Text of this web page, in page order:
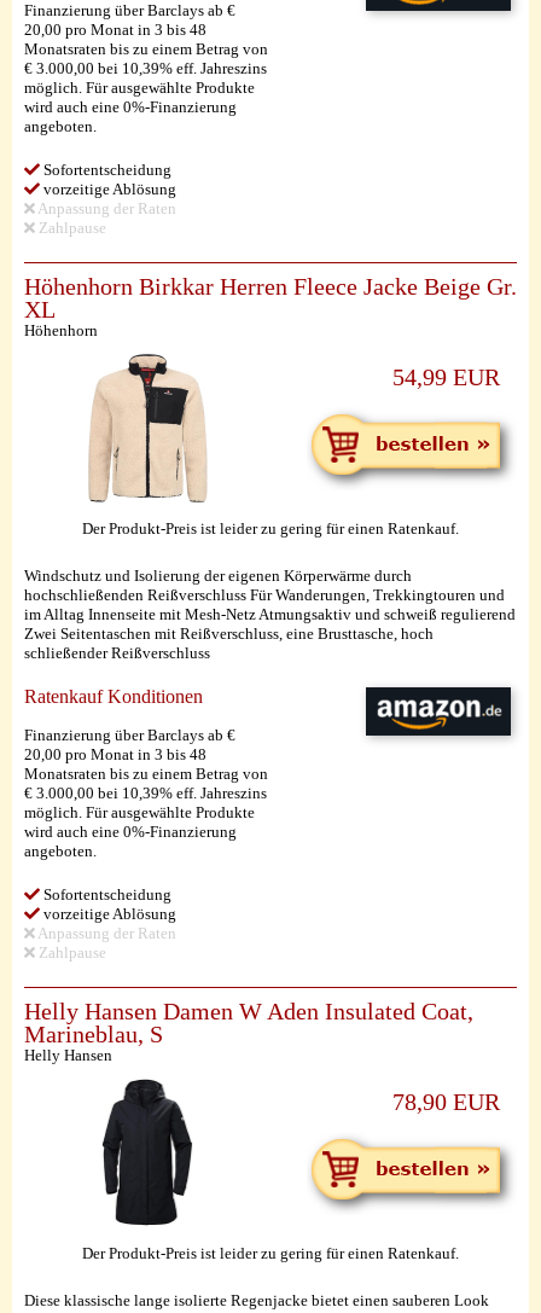
Finanzierung über Barclays ab €
20,00 pro Monat in 3 bis 48
Monatsraten bis zu einem Betrag von
€ 3.000,00 bei 10,39% eff. Jahreszins
möglich. Für ausgewählte Produkte
wird auch eine 0%-Finanzierung
angeboten.
Sofortentscheidung
vorzeitige Ablösung
Anpassung der Raten
Zahlpause
Höhenhorn Birkkar Herren Fleece Jacke Beige Gr.
XL
Höhenhorn
54,99 EUR
Windschutz und Isolierung der eigenen Körperwärme durch
hochschließenden Reißverschluss Für Wanderungen, Trekkingtouren und
im Alltag Innenseite mit Mesh-Netz Atmungsaktiv und schweiß regulierend
Zwei Seitentaschen mit Reißverschluss, eine Brusttasche, hoch
schließender Reißverschluss
Ratenkauf Konditionen
Finanzierung über Barclays ab €
20,00 pro Monat in 3 bis 48
Monatsraten bis zu einem Betrag von
€ 3.000,00 bei 10,39% eff. Jahreszins
möglich. Für ausgewählte Produkte
wird auch eine 0%-Finanzierung
angeboten.
Sofortentscheidung
vorzeitige Ablösung
Anpassung der Raten
Zahlpause
Der Produkt-Preis ist leider zu gering für einen Ratenkauf.
Helly Hansen Damen W Aden Insulated Coat,
Marineblau, S
Helly Hansen
78,90 EUR
Diese klassische lange isolierte Regenjacke bietet einen sauberen Look
Der Produkt-Preis ist leider zu gering für einen Ratenkauf.